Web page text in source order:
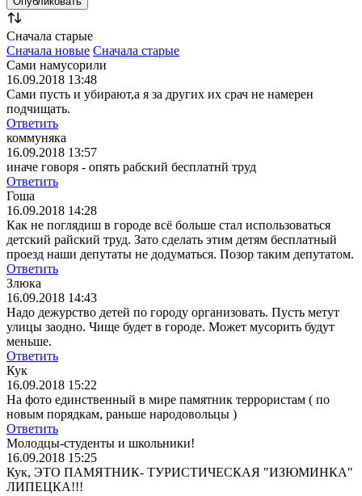
Сначала старые
Сначала новые Сначала старые
Сами намусорили
16.09.2018 13:48
Сами пусть и убирают,а я за других их срач не намерен
подчищать.
Ответить
коммуняка
16.09.2018 13:57
иначе говоря - опять рабский бесплатнй труд
Ответить
Гоша
16.09.2018 14:28
Как не поглядиш в городе всё больше стал использоваться
детский райский труд. Зато сделать этим детям бесплатный
проезд наши депутаты не додуматься. Позор таким депутатом.
Ответить
Злюка
16.09.2018 14:43
Надо дежурство детей по городу организовать. Пусть метут
улицы заодно. Чище будет в городе. Может мусорить будут
меньше.
Ответить
Кук
16.09.2018 15:22
На фото единственный в мире памятник террористам ( по
новым порядкам, раньше народовольцы )
Ответить
Молодцы-студенты и школьники!
16.09.2018 15:25
Кук, ЭТО ПАМЯТНИК- ТУРИСТИЧЕСКАЯ "ИЗЮМИНКА"
ЛИПЕЦКА!!!